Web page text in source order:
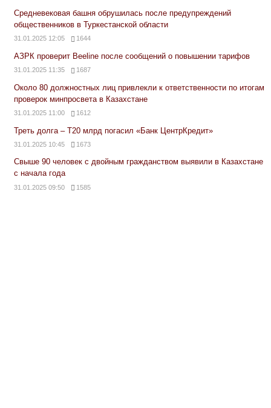
Средневековая башня обрушилась после предупреждений
общественников в Туркестанской области
31.01.2025 12:05 1644
АЗРК проверит Beeline после сообщений о повышении тарифов
31.01.2025 11:35 1687
Около 80 должностных лиц привлекли к ответственности по итогам
проверок минпросвета в Казахстане
31.01.2025 11:00 1612
Треть долга – Т20 млрд погасил «Банк ЦентрКредит»
31.01.2025 10:45 1673
Свыше 90 человек с двойным гражданством выявили в Казахстане
с начала года
31.01.2025 09:50 1585